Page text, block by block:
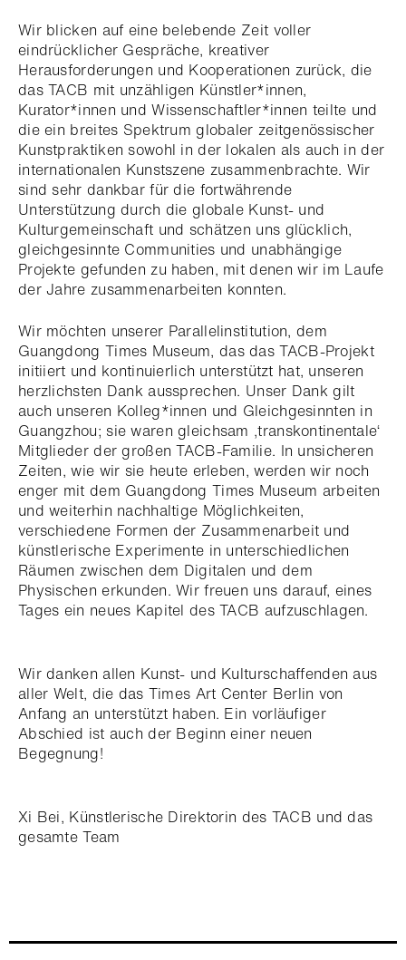
Wir blicken auf eine belebende Zeit voller
eindrücklicher Gespräche, kreativer
Herausforderungen und Kooperationen zurück, die
das TACB mit unzähligen Künstler*innen,
Kurator*innen und Wissenschaftler*innen teilte und
die ein breites Spektrum globaler zeitgenössischer
Kunstpraktiken sowohl in der lokalen als auch in der
internationalen Kunstszene zusammenbrachte. Wir
sind sehr dankbar für die fortwährende
Unterstützung durch die globale Kunst- und
Kulturgemeinschaft und schätzen uns glücklich,
gleichgesinnte Communities und unabhängige
Projekte gefunden zu haben, mit denen wir im Laufe
der Jahre zusammenarbeiten konnten.
Wir möchten unserer Parallelinstitution, dem
Guangdong Times Museum, das das TACB-Projekt
initiiert und kontinuierlich unterstützt hat, unseren
herzlichsten Dank aussprechen. Unser Dank gilt
auch unseren Kolleg*innen und Gleichgesinnten in
Guangzhou; sie waren gleichsam ‚transkontinentale‘
Mitglieder der großen TACB-Familie. In unsicheren
Zeiten, wie wir sie heute erleben, werden wir noch
enger mit dem Guangdong Times Museum arbeiten
und weiterhin nachhaltige Möglichkeiten,
verschiedene Formen der Zusammenarbeit und
künstlerische Experimente in unterschiedlichen
Räumen zwischen dem Digitalen und dem
Physischen erkunden. Wir freuen uns darauf, eines
Tages ein neues Kapitel des TACB aufzuschlagen.
Wir danken allen Kunst- und Kulturschaffenden aus
aller Welt, die das Times Art Center Berlin von
Anfang an unterstützt haben. Ein vorläufiger
Abschied ist auch der Beginn einer neuen
Begegnung!
Xi Bei, Künstlerische Direktorin des TACB und das
gesamte Team